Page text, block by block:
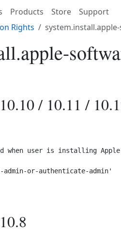
Products Store Support
Rights
/ 10.11 /
when user is installing
admin-or-authenticate-admin'